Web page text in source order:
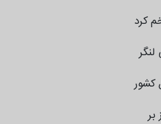
کرد
کشور
بر